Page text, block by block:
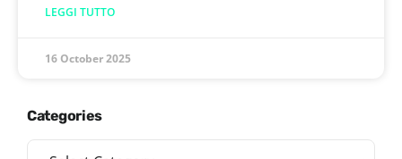
LEGGI TUTTO
16 October 2025
Categories